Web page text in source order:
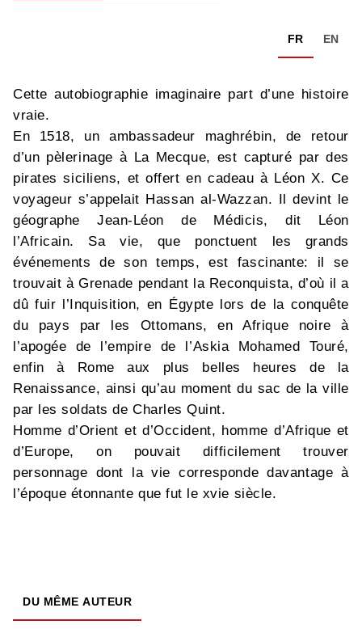
FR EN
Cette autobiographie imaginaire part d’une histoire
vraie.
En 1518, un ambassadeur maghrébin, de retour
d’un pèlerinage à La Mecque, est capturé par des
pirates siciliens, et offert en cadeau à Léon X. Ce
voyageur s’appelait Hassan al-Wazzan. Il devint le
géographe Jean-Léon de Médicis, dit Léon
l’Africain. Sa vie, que ponctuent les grands
événements de son temps, est fascinante: il se
trouvait à Grenade pendant la Reconquista, d’où il a
dû fuir l’Inquisition, en Égypte lors de la conquête
du pays par les Ottomans, en Afrique noire à
l’apogée de l’empire de l’Askia Mohamed Touré,
enfin à Rome aux plus belles heures de la
Renaissance, ainsi qu’au moment du sac de la ville
par les soldats de Charles Quint.
Homme d’Orient et d’Occident, homme d’Afrique et
d’Europe, on pouvait difficilement trouver
personnage dont la vie corresponde davantage à
l’époque étonnante que fut le xvie siècle.
DU MÊME AUTEUR